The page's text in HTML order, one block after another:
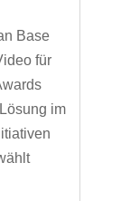
Base
für
im